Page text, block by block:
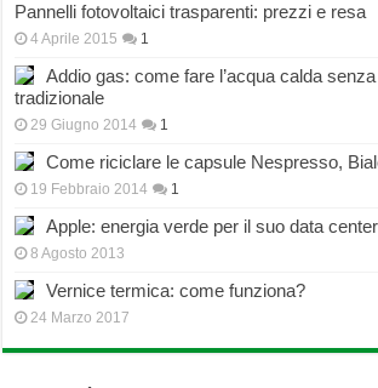
Pannelli fotovoltaici trasparenti: prezzi e resa
4 Aprile 2015 1
Addio gas: come fare l’acqua calda
tradizionale
29 Giugno 2014 1
Come riciclare le capsule Nespresso,
19 Febbraio 2014 1
Apple: energia verde per il suo data center
8 Agosto 2013
Vernice termica: come funziona?
24 Marzo 2017